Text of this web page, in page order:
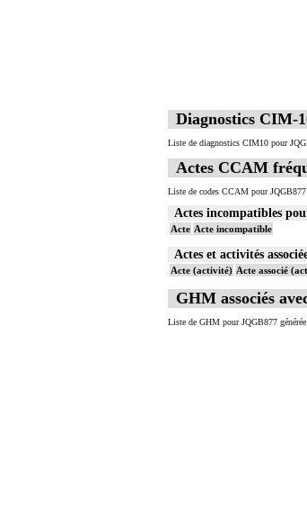
Diagnostics CIM-
Liste de diagnostics CIM10 pour
Actes CCAM
Liste de codes CCAM pour
Actes incompatibles
Acte Acte incompatible
Actes et activités
Acte (activité) Acte associé
GHM associés
Liste de GHM pour JQGB877